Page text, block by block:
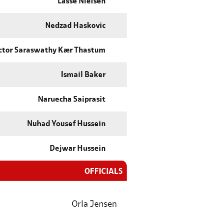
Lasse Nielsen
Nedzad Haskovic
Saraswathy Kær Thastum
Ismail Baker
Naruecha Saiprasit
Nuhad Yousef Hussein
Dejwar Hussein
OFFICIALS
Orla Jensen